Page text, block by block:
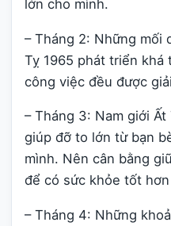
lớn cho mình.
– Tháng 2: Những mối
Tỵ 1965 phát triển khá
công việc đều được
– Tháng 3: Nam giới
giúp đỡ to lớn từ bạn
mình. Nên cân bằng
để có sức khỏe tốt
– Tháng 4: Những